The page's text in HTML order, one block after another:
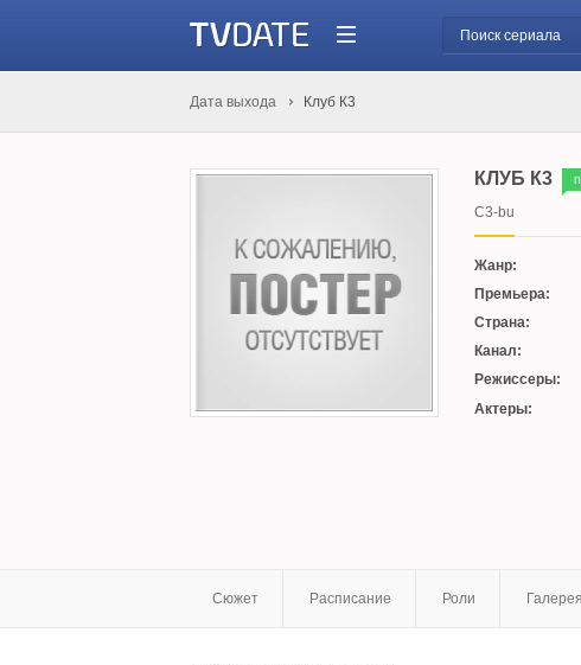
Дата выхода Клуб К3
КЛУБ К3
C3-bu
Жанр:
Премьера:
Страна:
Канал:
Режиссеры:
Актеры:
Сюжет Расписание Роли Галерея